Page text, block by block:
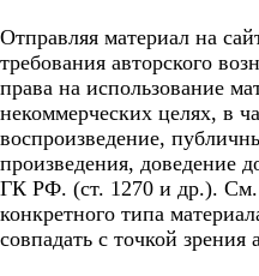
Отправляя материал на
требования авторского
права на использование
некоммерческих целях, в
воспроизведение,
произведения, доведение
ГК РФ. (ст. 1270 и др.).
конкретного типа
совпадать с точкой зрения